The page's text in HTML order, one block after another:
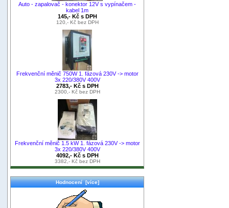
Auto - zapalovač - konektor 12V s vypínačem -
kabel 1m
145,- Kč s DPH
120,- Kč bez DPH
Frekvenční měnič 750W 1. fázová 230V -> motor
3x 220/380V 400V
2783,- Kč s DPH
2300,- Kč bez DPH
Frekvenční měnič 1.5 kW 1. fázová 230V -> motor
3x 220/380V 400V
4092,- Kč s DPH
3382,- Kč bez DPH
Hodnocení [více]